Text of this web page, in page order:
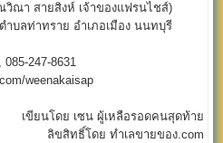
า สายสิงห์ เจ้าของแฟรนไชส์)
ลท่าทราย อำเภอเมือง นนทบุรี
247-8631
weenakaisap
เขียนโดย เซน ผู้เหลือรอดคนสุดท้าย
ลิขสิทธิ์โดย ทำเลขายของ.com